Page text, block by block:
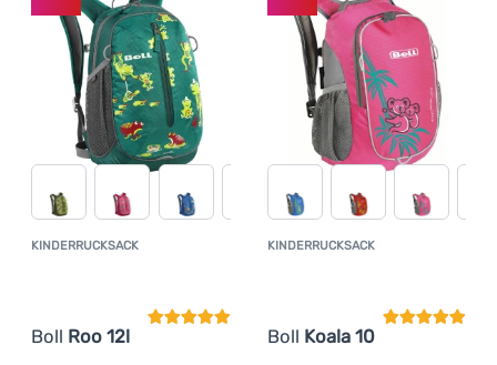
KINDERRUCKSACK
Boll Roo 12l
KundenbewertungKINDERRUCKSACK
Boll Koala 10